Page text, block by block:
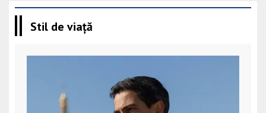
Stil de viață